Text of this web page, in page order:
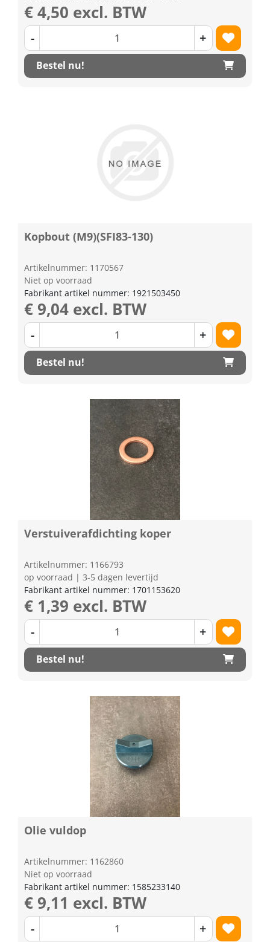
€ 4,50 excl. BTW
- +
Bestel nu!
Kopbout (M9)(SFI83-130)
Artikelnummer: 1170567
Niet op voorraad
Fabrikant artikel nummer: 1921503450
€ 9,04 excl. BTW
- +
Bestel nu!
Verstuiverafdichting koper
Artikelnummer: 1166793
op voorraad | 3-5 dagen levertijd
Fabrikant artikel nummer: 1701153620
€ 1,39 excl. BTW
- +
Bestel nu!
Olie vuldop
Artikelnummer: 1162860
Niet op voorraad
Fabrikant artikel nummer: 1585233140
€ 9,11 excl. BTW
- +